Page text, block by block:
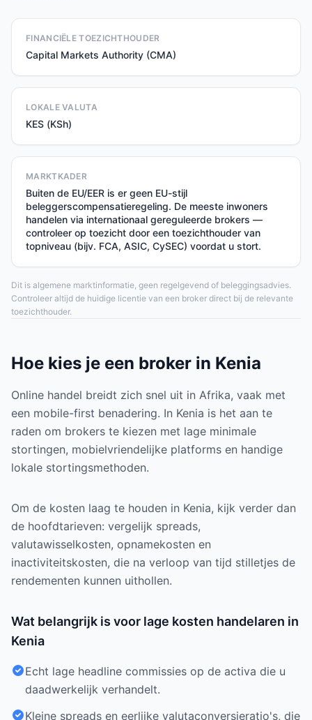
FINANCIËLE TOEZICHTHOUDER
Capital Markets Authority (CMA)
LOKALE VALUTA
KES (KSh)
MARKTKADER
Buiten de EU/EER is er geen EU-stijl
beleggerscompensatieregeling. De meeste inwoners
handelen via internationaal gereguleerde brokers —
controleer op toezicht door een toezichthouder van
topniveau (bijv. FCA, ASIC, CySEC) voordat u stort.
Dit is algemene marktinformatie, geen regelgevend of beleggingsadvies.
Controleer altijd de huidige licentie van een broker direct bij de relevante
toezichthouder.
Hoe kies je een broker in Kenia
Online handel breidt zich snel uit in Afrika, vaak met
een mobile-first benadering. In Kenia is het aan te
raden om brokers te kiezen met lage minimale
stortingen, mobielvriendelijke platforms en handige
lokale stortingsmethoden.
Om de kosten laag te houden in Kenia, kijk verder dan
de hoofdtarieven: vergelijk spreads,
valutawisselkosten, opnamekosten en
inactiviteitskosten, die na verloop van tijd stilletjes de
rendementen kunnen uithollen.
Wat belangrijk is voor lage kosten handelaren in
Kenia
Echt lage headline commissies op de activa die u
daadwerkelijk verhandelt.
Kleine spreads en eerlijke valutaconversieratio's, die